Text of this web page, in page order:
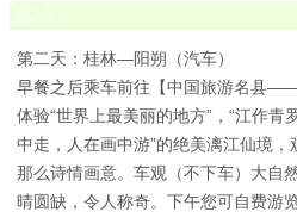
第2天
第二天：桂林—阳朔（汽车）
早餐之后乘车前往【中国旅游名县
体验“世界上最美丽的地方”，“江作
中走，人在画中游”的绝美漓江仙境
那么诗情画意。车观（不下车）大自
晴圆缺，令人称奇。下午您可自费游